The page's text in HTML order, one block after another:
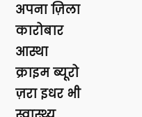
अपना ज़िला
कारोबार
आस्था
क्राइम ब्यूरो
ज़रा इधर भी